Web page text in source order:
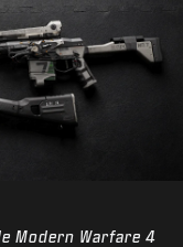
Modern Warfare 4